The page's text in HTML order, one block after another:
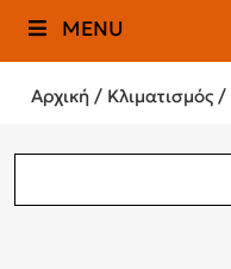
MENU
Αρχική / Κλιματισμός /